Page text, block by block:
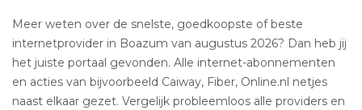
Meer weten over de snelste, goedkoopste of beste
internetprovider in Boazum van augustus 2026? Dan heb jij
het juiste portaal gevonden. Alle internet-abonnementen
en acties van bijvoorbeeld Caiway, Fiber, Online.nl netjes
naast elkaar gezet. Vergelijk probleemloos alle providers en